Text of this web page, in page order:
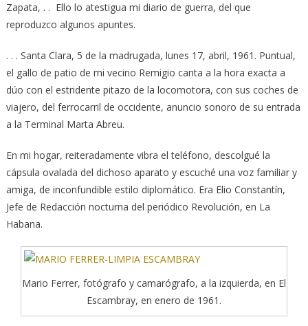
Zapata, . . Ello lo atestigua mi diario de guerra, del que
reproduzco algunos apuntes.
. . . Santa Clara, 5 de la madrugada, lunes 17, abril, 1961. Puntual,
el gallo de patio de mi vecino Remigio canta a la hora exacta a
dúo con el estridente pitazo de la locomotora, con sus coches de
viajero, del ferrocarril de occidente, anuncio sonoro de su entrada
a la Terminal Marta Abreu.
En mi hogar, reiteradamente vibra el teléfono, descolgué la
cápsula ovalada del dichoso aparato y escuché una voz familiar y
amiga, de inconfundible estilo diplomático. Era Elio Constantín,
Jefe de Redacción nocturna del periódico Revolución, en La
Habana.
Mario Ferrer, fotógrafo y camarógrafo, a la izquierda, en El
Escambray, en enero de 1961.